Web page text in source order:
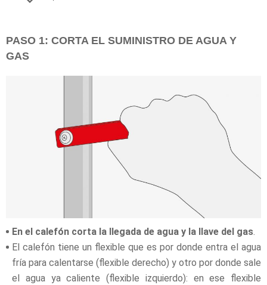
PASO 1: CORTA EL SUMINISTRO DE AGUA Y
GAS
En el calefón corta la llegada de agua y la llave del gas
El calefón tiene un flexible que es por donde entra el agua
fría para calentarse (flexible derecho) y otro por donde sale
el agua ya caliente (flexible izquierdo): en ese flexible